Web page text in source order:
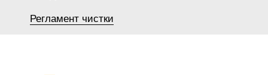
Регламент чистки